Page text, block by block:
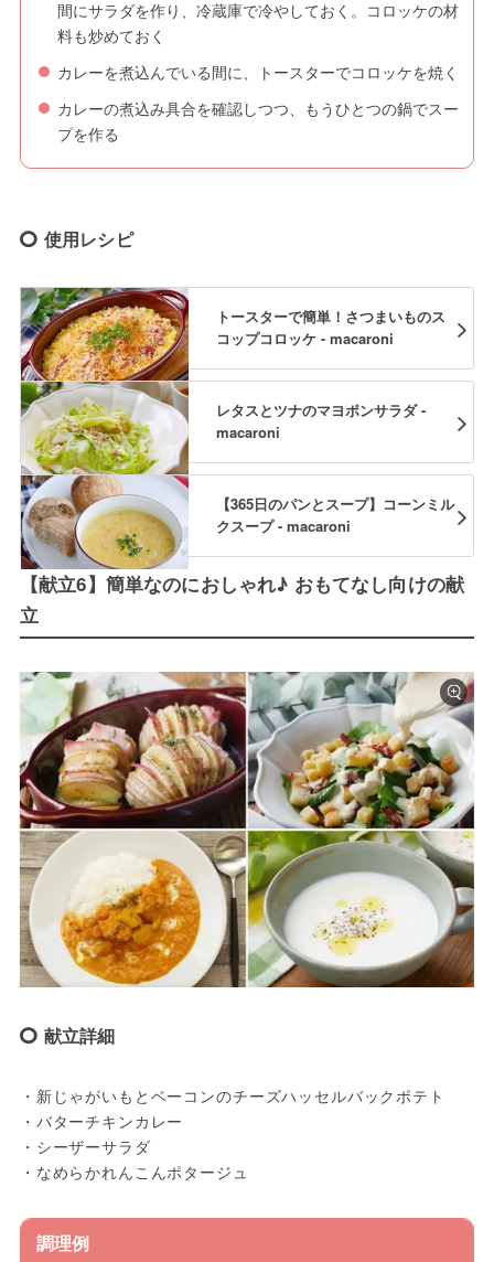
間にサラダを作り、冷蔵庫で冷やしておく。コロッケの材
料も炒めておく
カレーを煮込んでいる間に、トースターでコロッケを焼く
カレーの煮込み具合を確認しつつ、もうひとつの鍋でスー
プを作る
使用レシピ
トースターで簡単！さつまいものス
コップコロッケ - macaroni
レタスとツナのマヨポンサラダ -
macaroni
【365日のパンとスープ】コーンミル
クスープ - macaroni
【献立6】簡単なのにおしゃれ♪ おもてなし向けの献
立
献立詳細
・新じゃがいもとベーコンのチーズハッセルバックポテト
・バターチキンカレー
・シーザーサラダ
・なめらかれんこんポタージュ
調理例